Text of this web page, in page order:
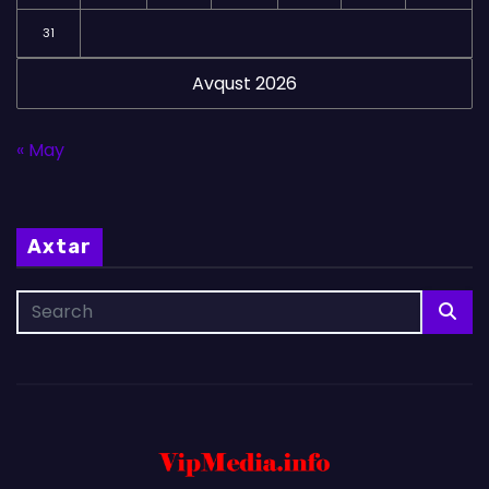
Avqust 2026
31
« May
Axtar